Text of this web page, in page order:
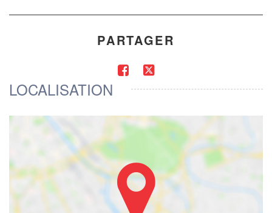
PARTAGER
LOCALISATION